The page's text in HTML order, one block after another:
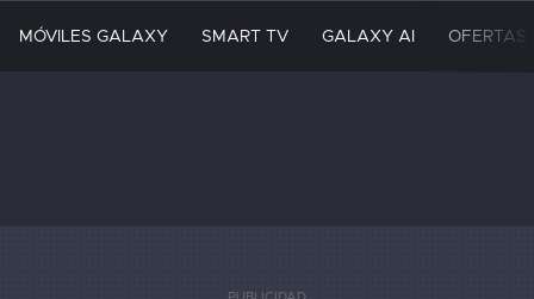
MÓVILES GALAXY SMART TV GALAXY AI OFERTAS